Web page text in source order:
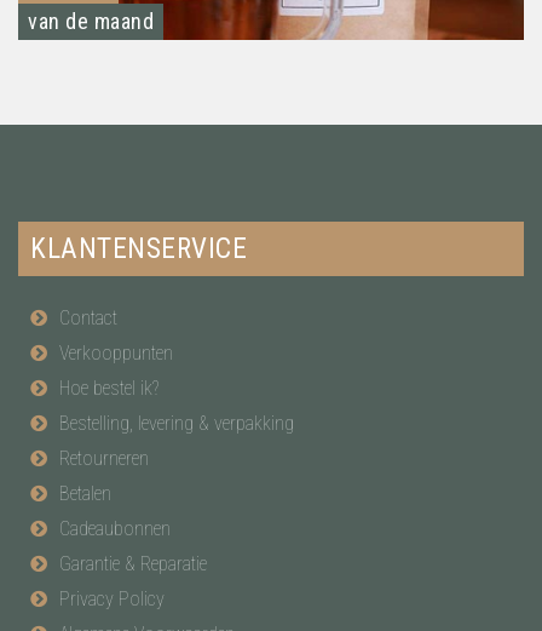
van de maand
KLANTENSERVICE
Contact
Verkooppunten
Hoe bestel ik?
Bestelling, levering & verpakking
Retourneren
Betalen
Cadeaubonnen
Garantie & Reparatie
Privacy Policy